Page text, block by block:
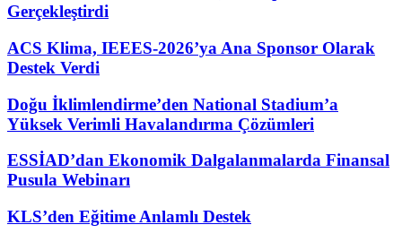
Gerçekleştirdi
ACS Klima, IEEES-2026’ya Ana Sponsor Olarak
Destek Verdi
Doğu İklimlendirme’den National Stadium’a
Yüksek Verimli Havalandırma Çözümleri
ESSİAD’dan Ekonomik Dalgalanmalarda Finansal
Pusula Webinarı
KLS’den Eğitime Anlamlı Destek